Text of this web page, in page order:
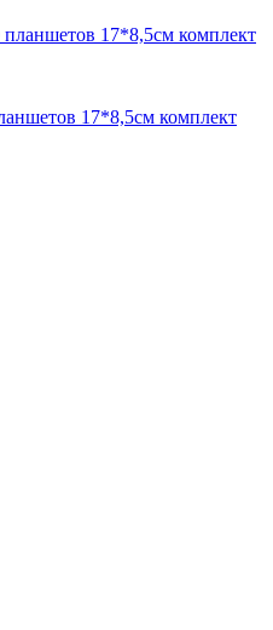
17*8,5см комплект